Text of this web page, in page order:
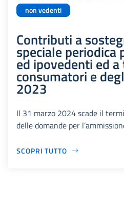
non vedenti
Contributi a
speciale periodica
ed ipovedenti ed
consumatori e
2023
Il 31 marzo 2024 scade il
delle domande per
SCOPRI TUTTO